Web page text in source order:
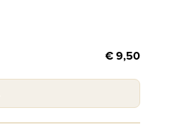
€ 9,50